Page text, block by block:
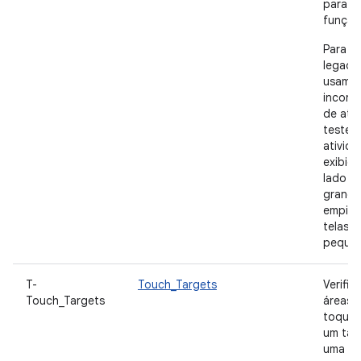
para
Para
usam a
de
teste
lado
telas
T-
Touch_Targets
Touch_Targets
áreas
toque
um
uma